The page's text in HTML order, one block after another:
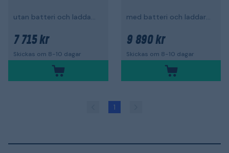
utan batteri och laddare, teleskåpisk
7 715 kr
Skickas om 8-10 dagar
med batteri och laddare, teleskopisk
9 890 kr
Skickas om 8-10 dagar
1